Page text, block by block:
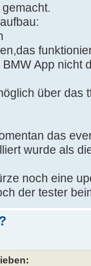
App nicht
über das
das
wurde als
noch eine
der tester